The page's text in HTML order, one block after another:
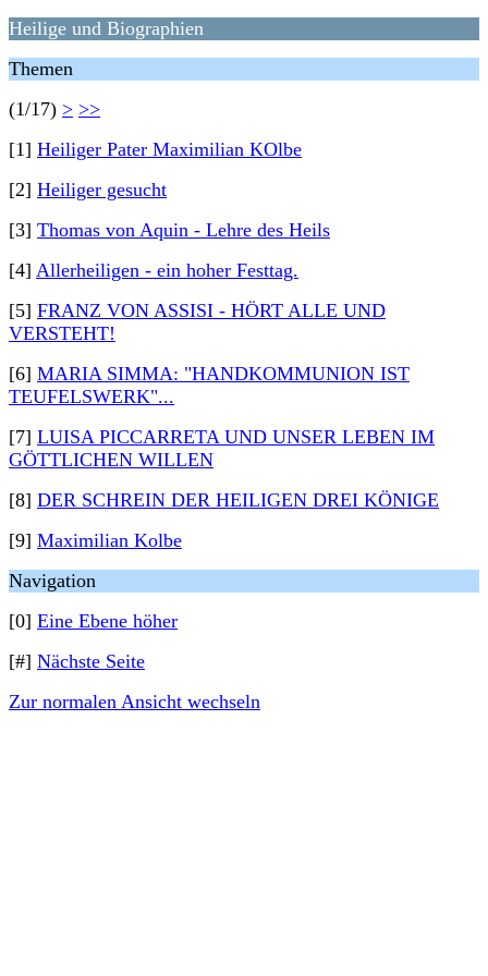
Heilige und Biographien
Themen
(1/17) > >>
[1] Heiliger Pater Maximilian KOlbe
[2] Heiliger gesucht
[3] Thomas von Aquin - Lehre des Heils
[4] Allerheiligen - ein hoher Festtag.
[5] FRANZ VON ASSISI - HÖRT ALLE UND
VERSTEHT!
[6] MARIA SIMMA: "HANDKOMMUNION IST
TEUFELSWERK"...
[7] LUISA PICCARRETA UND UNSER LEBEN IM
GÖTTLICHEN WILLEN
[8] DER SCHREIN DER HEILIGEN DREI KÖNIGE
[9] Maximilian Kolbe
Navigation
[0] Eine Ebene höher
[#] Nächste Seite
Zur normalen Ansicht wechseln